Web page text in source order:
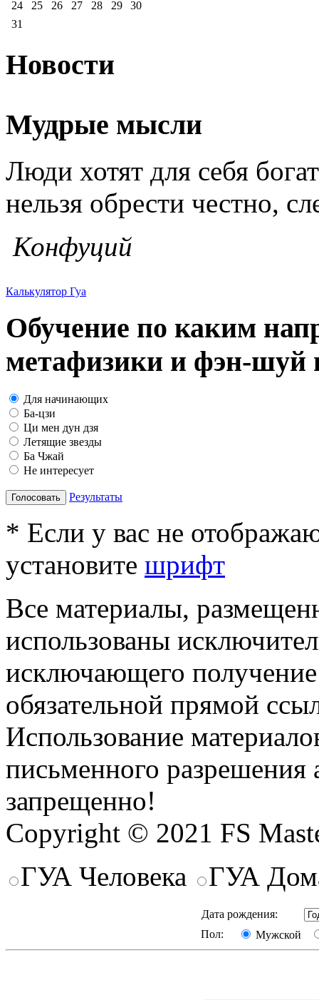
24 25 26 27 28 29
30
31
Новости
Мудрые мысли
Люди хотят для себя
нельзя обрести честно,
Конфуций
Калькулятор Гуа
Обучение по каким
метафизики и фэн-шуй
Для начинающих
Ба-цзи
Ци мен дун дзя
Летящие звезды
Ба Чжай
Не интересует
Голосовать Результаты
* Если у вас не
установите шрифт
Все материалы,
использованы
исключающего
обязательной прямой
Использование
письменного разрешения
запрещенно!
Copyright © 2021 FS
ГУА Человека
ГУА
Дата рождения:
Пол:
Мужской